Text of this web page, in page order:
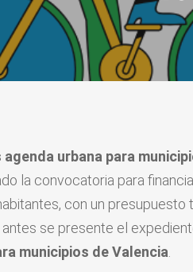
urbana para
la convocatoria para
con un
se presente el
municipios de Valencia